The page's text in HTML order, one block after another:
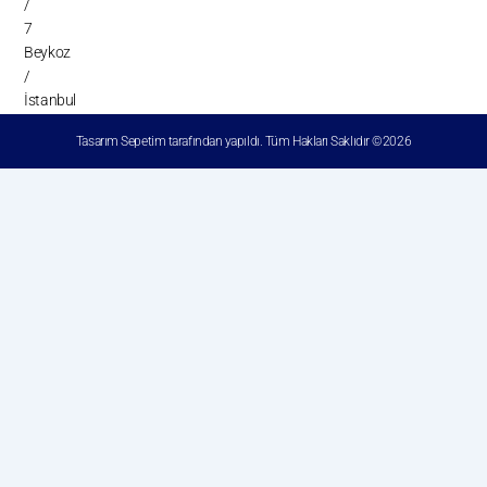
/
7
Beykoz
/
İstanbul
Tasarım Sepetim tarafından yapıldı. Tüm Hakları Saklıdır ©2026